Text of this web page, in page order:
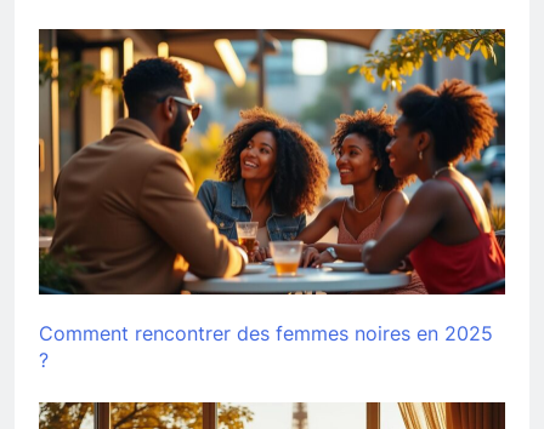
Comment rencontrer des femmes noires en 2025
?